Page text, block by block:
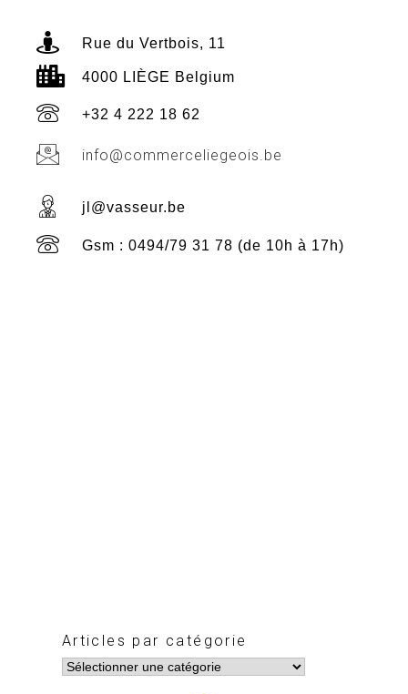
Rue du Vertbois, 11
4000 LIÈGE Belgium
+32 4 222 18 62
info@commerceliegeois.be
jl@vasseur.be
Gsm : 0494/79 31 78 (de 10h à 17h)
Articles par catégorie